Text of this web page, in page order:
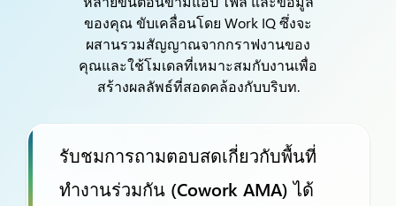
ของคุณ ขับเคลื่อนโดย Work IQ ซึ่งจะ
ผสานรวมสัญญาณจากกราฟงานของ
คุณและใช้โมเดลที่เหมาะสมกับงานเพื่อ
สร้างผลลัพธ์ที่สอดคล้องกับบริบท.
รับชมการถามตอบสดเกี่ยวกับพื้นที่
ทำงานร่วมกัน (Cowork AMA) ได้